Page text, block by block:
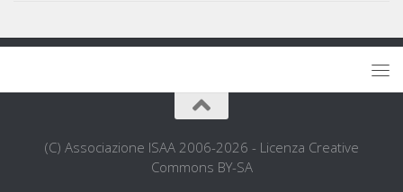
(C) Associazione ISAA 2006-2026 - Licenza Creative
Commons BY-SA